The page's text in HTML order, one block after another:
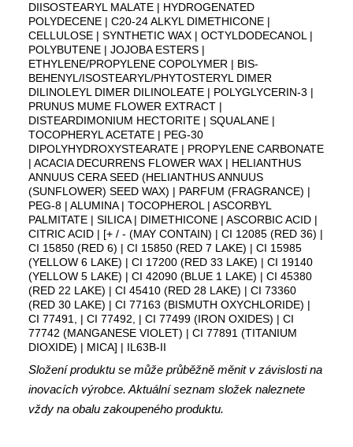
DIISOSTEARYL MALATE | HYDROGENATED
POLYDECENE | C20-24 ALKYL DIMETHICONE |
CELLULOSE | SYNTHETIC WAX | OCTYLDODECANOL |
POLYBUTENE | JOJOBA ESTERS |
ETHYLENE/PROPYLENE COPOLYMER | BIS-
BEHENYL/ISOSTEARYL/PHYTOSTERYL DIMER
DILINOLEYL DIMER DILINOLEATE | POLYGLYCERIN-3 |
PRUNUS MUME FLOWER EXTRACT |
DISTEARDIMONIUM HECTORITE | SQUALANE |
TOCOPHERYL ACETATE | PEG-30
DIPOLYHYDROXYSTEARATE | PROPYLENE CARBONATE
| ACACIA DECURRENS FLOWER WAX | HELIANTHUS
ANNUUS CERA SEED (HELIANTHUS ANNUUS
(SUNFLOWER) SEED WAX) | PARFUM (FRAGRANCE) |
PEG-8 | ALUMINA | TOCOPHEROL | ASCORBYL
PALMITATE | SILICA | DIMETHICONE | ASCORBIC ACID |
CITRIC ACID | [+ / - (MAY CONTAIN) | CI 12085 (RED 36) |
CI 15850 (RED 6) | CI 15850 (RED 7 LAKE) | CI 15985
(YELLOW 6 LAKE) | CI 17200 (RED 33 LAKE) | CI 19140
(YELLOW 5 LAKE) | CI 42090 (BLUE 1 LAKE) | CI 45380
(RED 22 LAKE) | CI 45410 (RED 28 LAKE) | CI 73360
(RED 30 LAKE) | CI 77163 (BISMUTH OXYCHLORIDE) |
CI 77491, | CI 77492, | CI 77499 (IRON OXIDES) | CI
77742 (MANGANESE VIOLET) | CI 77891 (TITANIUM
DIOXIDE) | MICA] | IL63B-II
Složení produktu se může průběžně měnit v závislosti na
inovacích výrobce. Aktuální seznam složek naleznete
vždy na obalu zakoupeného produktu.